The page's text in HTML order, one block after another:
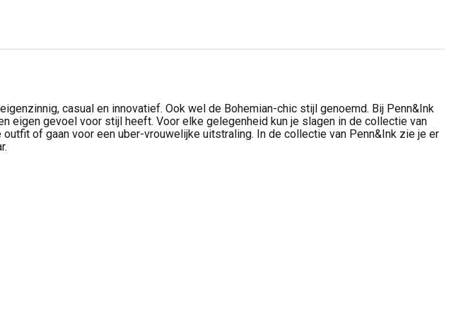
casual en innovatief. Ook wel de Bohemian-chic stijl genoemd. Bij Penn&Ink
eigen gevoel voor stijl heeft. Voor elke gelegenheid kun je slagen in de collectie van
of gaan voor een uber-vrouwelijke uitstraling. In de collectie van Penn&Ink zie je er